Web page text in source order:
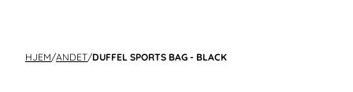
HJEM/ANDET/DUFFEL SPORTS BAG - BLACK